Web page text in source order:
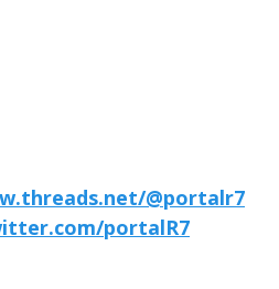
@portalr7
portalR7